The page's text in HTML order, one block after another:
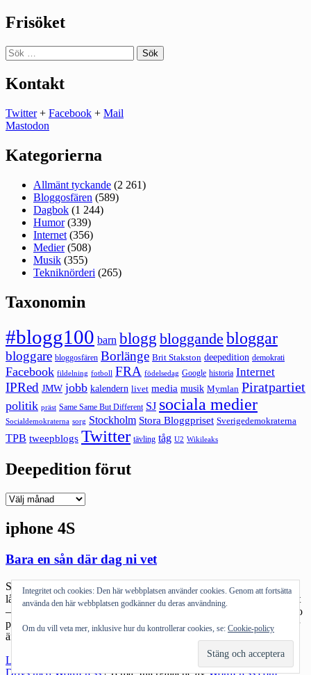
Frisöket
Sök
efter:
Kontakt
Twitter+ Facebook + Mail
Mastodon
Kategorierna
Allmänt tyckande (2 261)
Bloggosfären (589)
Dagbok (1 244)
Humor(339)
Internet (356)
Medier(508)
Musik (355)
Tekniknörderi (265)
Taxonomin
#blogg100 barn blogg bloggande bloggar
bloggare bloggosfären Borlänge Brit Stakston deepedition demokrati
Facebook fildelning fotboll FRA födelsedag Google historia Internet
IPRed JMW jobb kalendern livet media musik Mymlan Piratpartiet
politik präst Same Same But Different SJ sociala medier
Socialdemokraterna sorg Stockholm Stora Bloggpriset Sverigedemokraterna
TPB tweepblogs Twitter tävling tåg U2 Wikileaks
Deepedition förut
Deepedition
iphone 4S
Bara en sån där dag ni vet
Sent igår kom jag hem från Skövde efter en kul föreläsning men
lång resa. Idag tänkte jag helt enkelt jobba undan en del på kontoret
– generellt har jag en rätt ok arbetsbelastning framöver: det är väl tio
projekt på gång samtidigt men inget som tokbrinner i knutarna (mer
än ett par). Andas lite. Men […]
Läs mer
en
Drivs med WordPress |Tema: Intergalactic avWordPress.com.
Integritet och cookies: Den här webbplatsen använder cookies. Genom att fortsätta
använda den här webbplatsen godkänner du deras användning.
Om du vill veta mer, inklusive hur du kontrollerar cookies, se: Cookie-policy